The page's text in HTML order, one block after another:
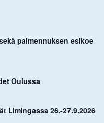
paimennuksen esikoe
Oulussa
Limingassa 26.-27.9.2026